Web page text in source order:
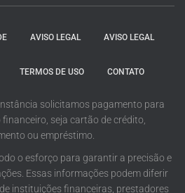
AVISO LEGAL AVISO LEGAL
TERMOS DE USO CONTATO
solicitamos pagamento para
seja cartão de crédito,
ou empréstimo.
o esforço para garantir a precisão e
Essas informações podem diferir
instituições financeiras, prestadores